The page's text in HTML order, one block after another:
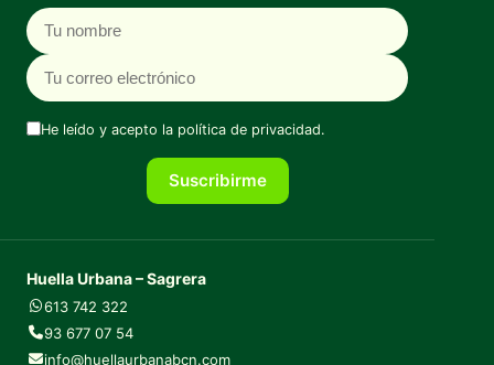
Nombre
Correo electrónico
He leído y acepto la política de privacidad.
Suscribirme
Huella Urbana – Sagrera
613 742 322
93 677 07 54
info@huellaurbanabcn.com